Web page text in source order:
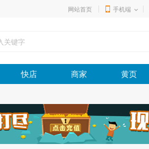
网站首页 手机端
快店 商家 黄页